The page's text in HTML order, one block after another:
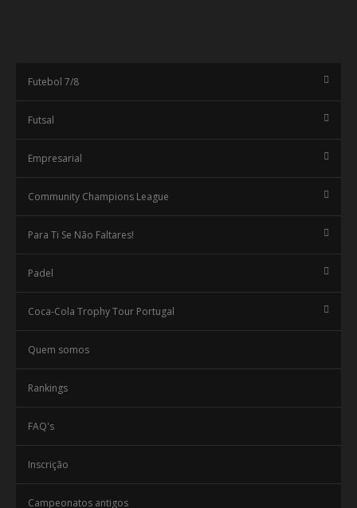
Futebol 7/8
Futsal
Empresarial
Community Champions League
Para Ti Se Não Faltares!
Padel
Coca-Cola Trophy Tour Portugal
Quem somos
Rankings
FAQ's
Inscrição
Campeonatos antigos